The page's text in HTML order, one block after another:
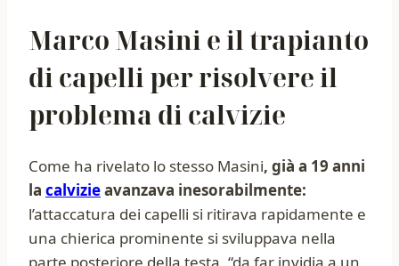
Marco Masini e il trapianto
di capelli per risolvere il
problema di calvizie
Come ha rivelato lo stesso Masini, già a 19 anni
la calvizieavanzava inesorabilmente:
l’attaccatura dei capelli si ritirava rapidamente e
una chierica prominente si sviluppava nella